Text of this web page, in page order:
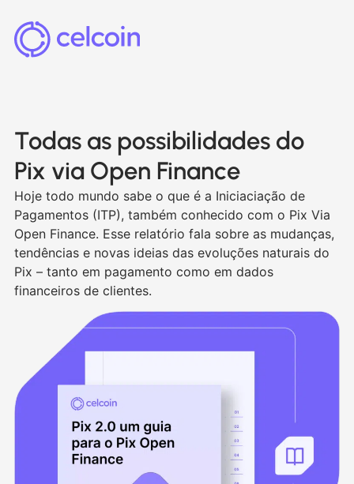
Todas as possibilidades do
Pix via Open Finance
Hoje todo mundo sabe o que é a Iniciaciação de
Pagamentos (ITP), também conhecido com o Pix Via
Open Finance. Esse relatório fala sobre as mudanças,
tendências e novas ideias das evoluções naturais do
Pix – tanto em pagamento como em dados
financeiros de clientes.